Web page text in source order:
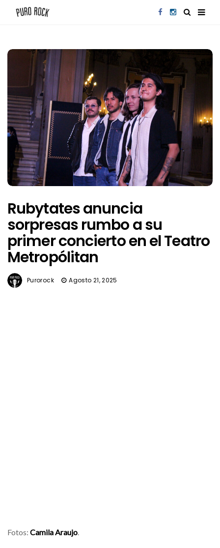
Rubytates anuncia
sorpresas rumbo a su
primer concierto en el Teatro
Metropólitan
Purorock Agosto 21, 2025
Fotos: Camila Araujo.